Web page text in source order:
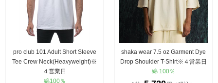
pro club 101 Adult Short Sleeve
Tee Crew Neck(Heavyweight)※
４営業日
綿100％
shaka wear 7.5 oz Garment Dye
Drop Shoulder T-Shirt※４営業日
綿 100％